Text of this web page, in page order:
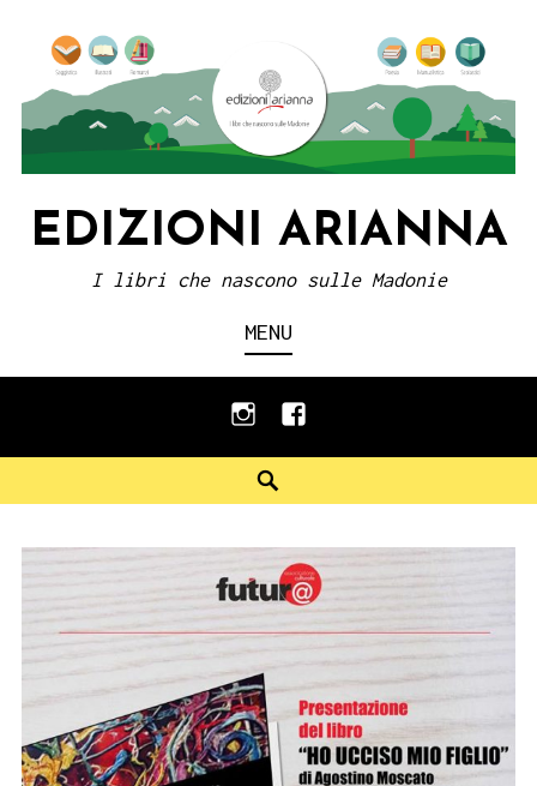
content
EDIZIONI ARIANNA
I libri che nascono sulle Madonie
MENU
instagramfacebook